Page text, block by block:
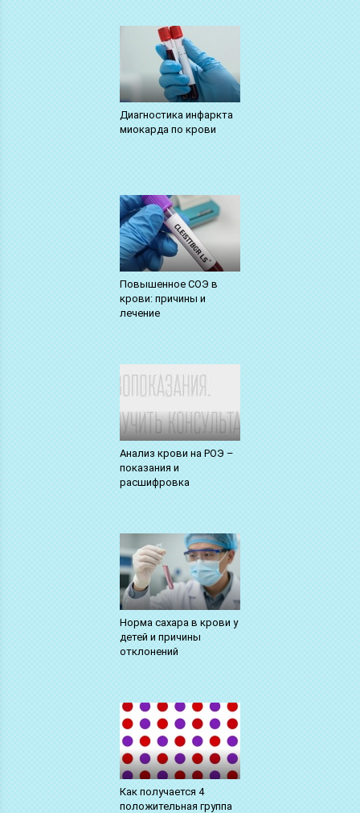
Диагностика инфаркта
миокарда по крови
Повышенное СОЭ в
крови: причины и
лечение
Анализ крови на РОЭ –
показания и
расшифровка
Норма сахара в крови у
детей и причины
отклонений
Как получается 4
положительная группа